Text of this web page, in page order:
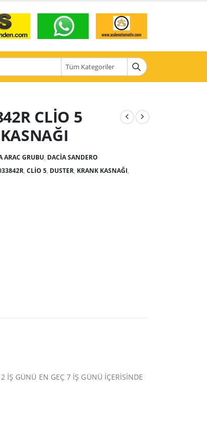
CLİO 5
ARAC GRUBU, DACIA SANDERO
, CLİO 5, DUSTER, KRANK KASNAĞI,
İŞ GÜNÜ EN GEÇ 7 İŞ GÜNÜ İÇERİSİNDE